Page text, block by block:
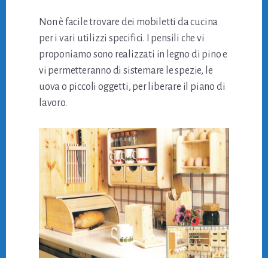
Non è facile trovare dei mobiletti da cucina
per i vari utilizzi specifici. I pensili che vi
proponiamo sono realizzati in legno di pino e
vi permetteranno di sistemare le spezie, le
uova o piccoli oggetti, per liberare il piano di
lavoro.